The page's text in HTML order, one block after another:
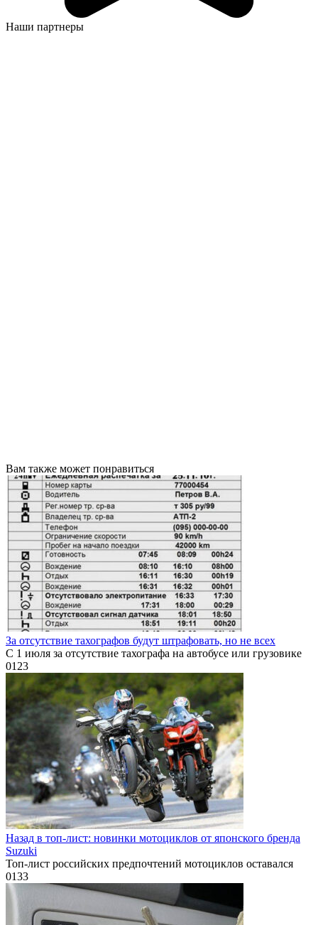
Наши партнеры
Вам также может понравиться
За отсутствие тахографов будут штрафовать, но не всех
С 1 июля за отсутствие тахографа на автобусе или грузовике
0123
Назад в топ-лист: новинки мотоциклов от японского бренда
Suzuki
Топ-лист российских предпочтений мотоциклов оставался
0133